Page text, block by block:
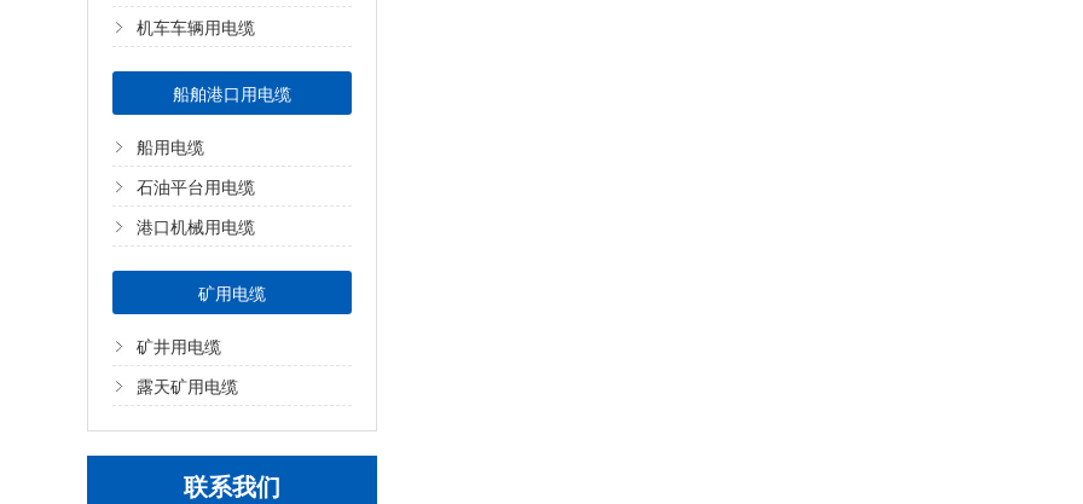
机车车辆用电缆
船舶港口用电缆
船用电缆
石油平台用电缆
港口机械用电缆
矿用电缆
矿井用电缆
露天矿用电缆
联系我们